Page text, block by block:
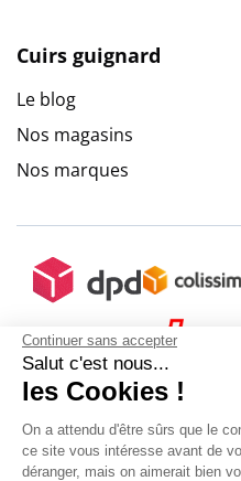
Continuer sans accepter
Salut c'est nous...
les Cookies !
On a attendu d'être sûrs que le
ce site vous intéresse avant de
déranger, mais on aimerait bien
Cuirs guignard
Le blog
Nos magasins
Nos marques